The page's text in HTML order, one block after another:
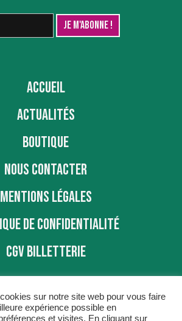
ACCUEIL
ACTUALITÉS
BOUTIQUE
NOUS CONTACTER
MENTIONS LÉGALES
DE CONFIDENTIALITÉ
CGV BILLETTERIE
sur notre site web pour vous faire
expérience possible en
et visites. En cliquant sur